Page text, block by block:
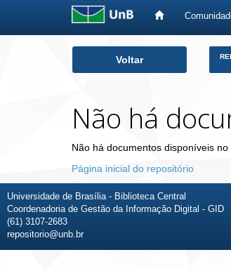
Voltar
Não há
Não há documentos disponíveis
Página inicial do repositório
Universidade de Brasília - Biblioteca Central
Coordenadoria de Gestão da Informação Digital - GID
(61) 3107-2683
repositorio@unb.br